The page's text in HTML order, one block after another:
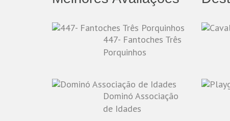
447- Fantoches Três
Porquinhos
Dominó Associação
de Idades